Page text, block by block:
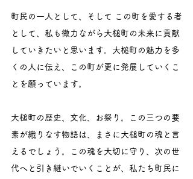
町民の一人として、そして この町を愛する者
として、私も微力ながら大槌町の未来に貢献
していきたいと思います。大槌町の魅力を多
くの人に伝え、この町が更に発展していくこ
とを願っています。
大槌町の歴史、文化、お祭り。この三つの要
素が織りなす物語は、まさに大槌町の魂と言
えるでしょう。この魂を大切に守り、次の世
代へと引き継いでいくことが、私たち町民に